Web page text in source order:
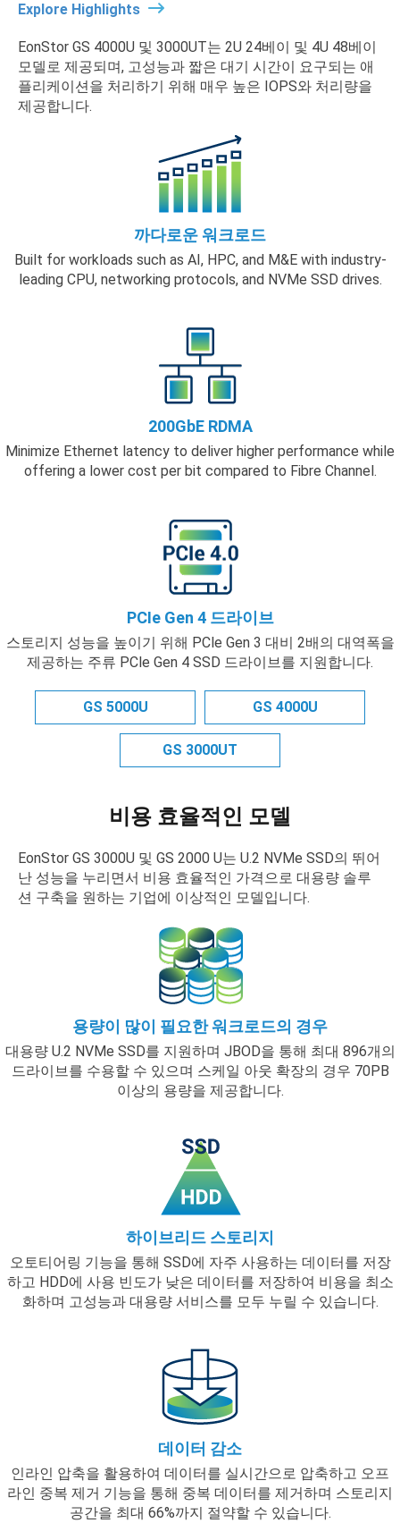
Explore Highlights
EonStor GS 4000U 및 3000UT는 2U 24베이 및 4U 48베이
모델로 제공되며, 고성능과 짧은 대기 시간이 요구되는 애
플리케이션을 처리하기 위해 매우 높은 IOPS와 처리량을
제공합니다.
까다로운 워크로드
Built for workloads such as AI, HPC, and M&E with industry-
leading CPU, networking protocols, and NVMe SSD drives.
200GbE RDMA
Minimize Ethernet latency to deliver higher performance while
offering a lower cost per bit compared to Fibre Channel.
PCIe Gen 4 드라이브
스토리지 성능을 높이기 위해 PCle Gen 3 대비 2배의 대역폭을
제공하는 주류 PCle Gen 4 SSD 드라이브를 지원합니다.
GS 5000U GS 4000U
GS 3000UT
비용 효율적인 모델
EonStor GS 3000U 및 GS 2000 U는 U.2 NVMe SSD의 뛰어
난 성능을 누리면서 비용 효율적인 가격으로 대용량 솔루
션 구축을 원하는 기업에 이상적인 모델입니다.
용량이 많이 필요한 워크로드의 경우
대용량 U.2 NVMe SSD를 지원하며 JBOD을 통해 최대 896개의
드라이브를 수용할 수 있으며 스케일 아웃 확장의 경우 70PB
이상의 용량을 제공합니다.
하이브리드 스토리지
오토티어링 기능을 통해 SSD에 자주 사용하는 데이터를 저장
하고 HDD에 사용 빈도가 낮은 데이터를 저장하여 비용을 최소
화하며 고성능과 대용량 서비스를 모두 누릴 수 있습니다.
데이터 감소
인라인 압축을 활용하여 데이터를 실시간으로 압축하고 오프
라인 중복 제거 기능을 통해 중복 데이터를 제거하며 스토리지
공간을 최대 66%까지 절약할 수 있습니다.